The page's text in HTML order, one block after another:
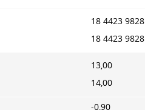
18 4423 9828
18 4423 9828
13,00
14,00
-0,90